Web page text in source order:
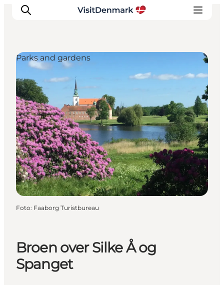
Ispirazioni
Dove andare
Cosa fare
Dove dormire
Pianifica il viaggio
Broen over Silke Å og
Spanget
Parks and gardens
Foto: Faaborg Turistbureau